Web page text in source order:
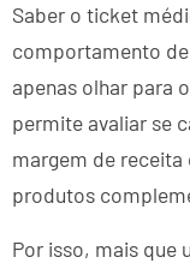
Saber o ticket
comportamento
apenas olhar para
permite avaliar se
margem de receita
produtos
Por isso, mais